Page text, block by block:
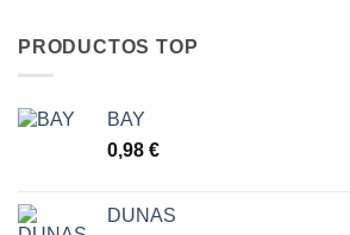
PRODUCTOS TOP
BAY
0,98 €
DUNAS